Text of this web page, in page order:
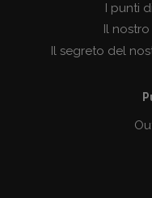
I punti
Il
Il segreto del